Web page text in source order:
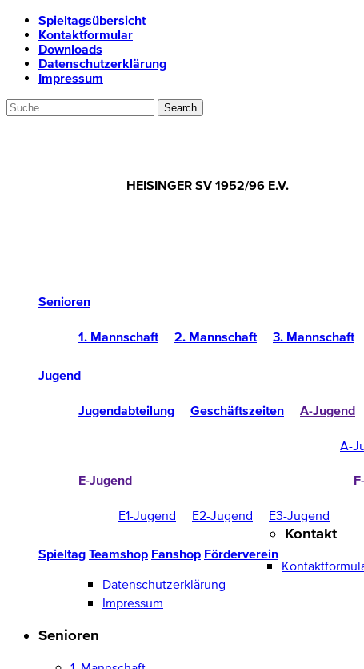
Spieltagsübersicht
Kontaktformular
Downloads
Datenschutzerklärung
Impressum
HEISINGER SV 1952/96 E.V.
Senioren
1. Mannschaft 2. Mannschaft 3. Mannschaft
Jugend
Jugendabteilung Geschäftszeiten A-Jugend
A-
E-Jugend
E1-Jugend E2-Jugend E3-Jugend
Spieltag Teamshop Fanshop Förderverein
Kontakt
Datenschutzerklärung
Impressum
Senioren